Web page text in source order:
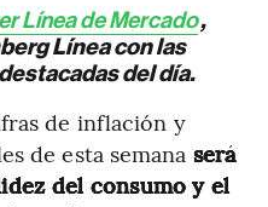
Línea de Mercado,
Línea con las
del día.
de inflación y
de esta semana será
del consumo y el